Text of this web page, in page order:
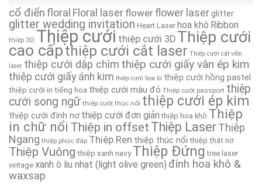
Thiệp Cưới TA233A
Thiệp Cưới TA163
Thiệp cưới TA304
Thiệp Cưới TA160
Thiệp Cưới TA033
Thiệp Cưới TA289
cổ điển floral Floral laser flower flower laserglitter
glitter wedding invitation Heart Laser hoa khô Ribbon
thiệp 3D Thiệp cưới thiệp cưới 3D Thiệp cưới
cao cấpthiệp cưới cắt laser Thiệp cưới cắt viền
laser thiệp cưới dập chìm thiệp cưới giấy vân ép kim
thiệp cưới giấy ánh kim thiệp cưới hoa bi thiệp cưới hồng pastel
thiệp cưới in tiếng hoa thiệp cưới màu đỏ Thiệp cưới passport thiệp
cưới song ngữ thiệp cưới thúc nổi thiệp cưới ép kim
thiệp cưới đính nơ thiệp cưới đơn giản thiệp hoa khô Thiệp
in chữ nổi Thiệp in offset Thiệp LaserThiệp
Ngang thiệp phúc đáp Thiệp Ren thiệp thúc nổi thiệp thắt nơ
Thiệp Vuông thiệp xanh navy Thiệp Đứng tree laser
vintage xanh ô liu nhạt (light olive green) đính hoa khô &
waxsap